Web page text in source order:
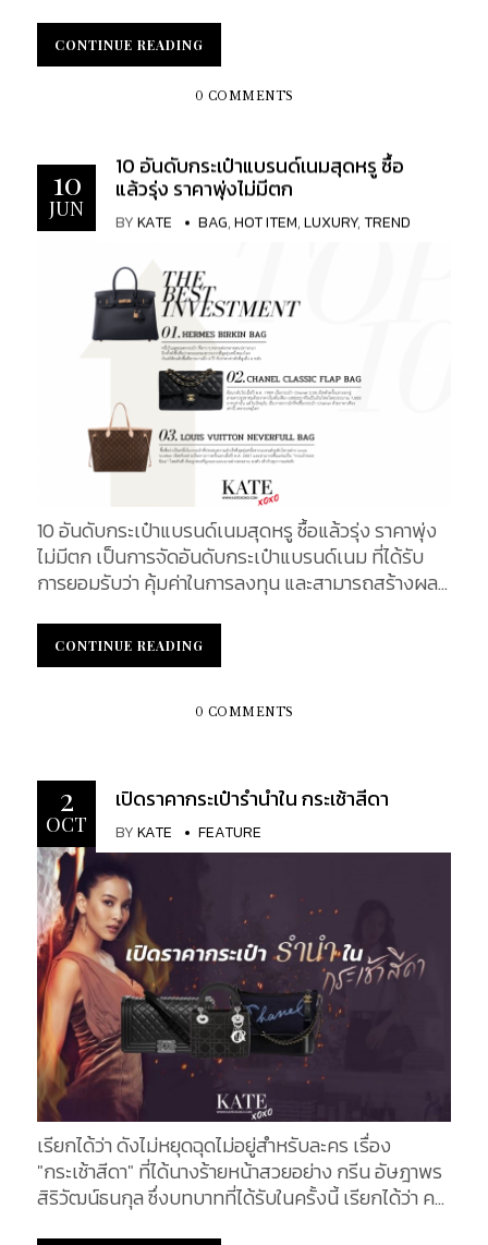
นั่นก็คือ กระเป๋าละเมิดลิขสิทธิ์ ซึ่งปัจจุบันพบเห็นโดย
ทั่วไป อีกทั้งวิวัฒนาการและเทคโนโลยีที่ทันสมัย ทำให้
การแยกระหว่างของปลอมและของแท้เป็นไปโดยยาก
กระเป๋า ชาแนลบอย ของแท้ และกระเป๋าละเมิดลิขสิทธิได้
อย่างมืออาชีพ...
CONTINUE READING
CONTINUE READING
0 COMMENTS
10
JUN
10 อันดับกระเป๋าแบรนด์เนมสุดหรู ซื้อ
แล้วรุ่ง ราคาพุ่งไม่มีตก
BYKATE BAG,HOT ITEM,LUXURY, TREND
10 อันดับกระเป๋าแบรนด์เนมสุดหรู ซื้อแล้วรุ่ง ราคาพุ่ง
ไม่มีตก เป็นการจัดอันดับกระเป๋าแบรนด์เนม ที่ได้รับ
การยอมรับว่า คุ้มค่าในการลงทุน และสามารถสร้างผล
ระยะยาว หลาย ๆ คนอาจให้ความสนใจไปกับการลงทุน
ในกองทุนต่าง ๆ หรือการเข้าซื้อหุ้น ซื้อทอง ที่ดินหรือ
หนึ่งธุรกิจ ซึ่งให้ผลตอบแทนคุ้มค่า และสามารถสร้าง
CONTINUE READING
CONTINUE READING
0 COMMENTS
2
OCT
เปิดราคากระเป๋ารำนำใน กระเช้าสีดา
BYKATE FEATURE
เรียกได้ว่า ดังไม่หยุดฉุดไม่อยู่สำหรับละคร เรื่อง
"กระเช้าสีดา" ที่ได้นางร้ายหน้าสวยอย่าง กรีน อัษฎาพร
สิริวัฒน์ธนกุล ซึ่งบทบาทที่ได้รับในครั้งนี้ เรียกได้ว่า คน